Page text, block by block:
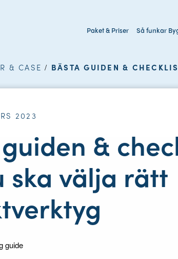
Paket & Priser Så funkar
& CASE / BÄSTA GUIDEN &
2023
&
ska välja rätt